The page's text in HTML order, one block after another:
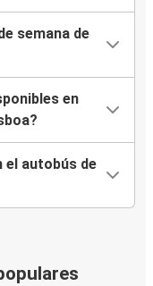
semana de
en
el autobús de